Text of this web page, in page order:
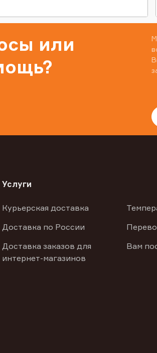
или
Услуги
Курьерская доставка
Доставка по России
Доставка заказов для
интернет-магазинов
Вам